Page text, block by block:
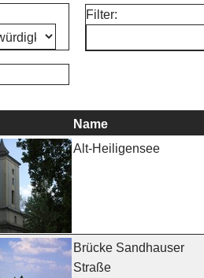
Filter:
Name
Alt-Heiligensee
Brücke Sandhauser
Straße